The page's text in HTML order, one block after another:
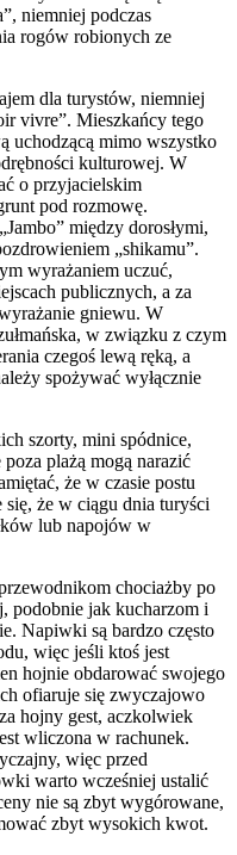
niemniej podczas
rogów robionych ze
dla turystów, niemniej
vivre”. Mieszkańcy tego
uchodzącą mimo wszystko
kulturowej. W
o przyjacielskim
pod rozmowę.
między dorosłymi,
„shikamu”.
wyrażaniem uczuć,
publicznych, a za
gniewu. W
w związku z czym
czegoś lewą ręką, a
spożywać wyłącznie
szorty, mini spódnice,
plażą mogą narazić
że w czasie postu
się, że w ciągu dnia turyści
lub napojów w
chociażby po
podobnie jak kucharzom i
Napiwki są bardzo często
więc jeśli ktoś jest
hojnie obdarować swojego
ofiaruje się zwyczajowo
hojny gest, aczkolwiek
wliczona w rachunek.
więc przed
warto wcześniej ustalić
nie są zbyt wygórowane,
zbyt wysokich kwot.